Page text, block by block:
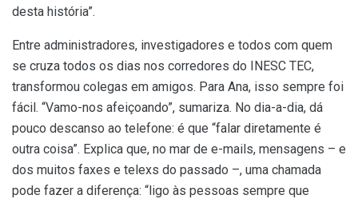
desta história”.
Entre administradores, investigadores e todos com quem
se cruza todos os dias nos corredores do INESC TEC,
transformou colegas em amigos. Para Ana, isso sempre foi
fácil. “Vamo-nos afeiçoando”, sumariza. No dia-a-dia, dá
pouco descanso ao telefone: é que “falar diretamente é
outra coisa”. Explica que, no mar de e-mails, mensagens – e
dos muitos faxes e telexs do passado –, uma chamada
pode fazer a diferença: “ligo às pessoas sempre que